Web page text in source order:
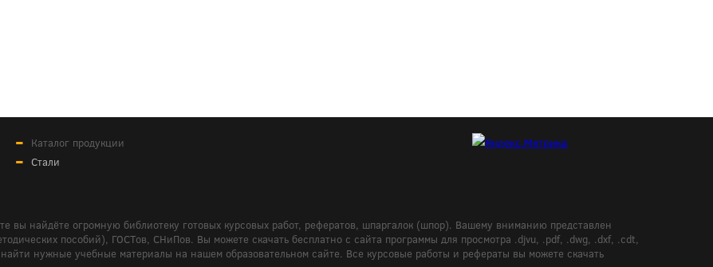
Каталог продукции
Стали
вы найдёте огромную библиотеку готовых курсовых работ, рефератов, шпаргалок (шпор). Вашему вниманию представлен
пособий), ГОСТов, СНиПов. Вы можете скачать бесплатно с сайта программы для просмотра .djvu, .pdf, .dwg, .dxf, .cdt,
нужные учебные материалы на нашем образовательном сайте. Все курсовые работы и рефераты вы можете скачать